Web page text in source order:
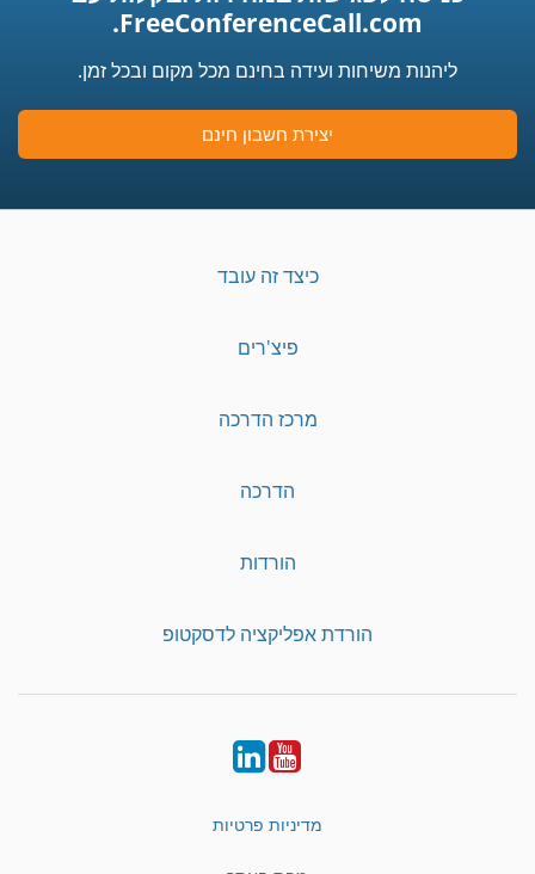
FreeConferenceCall.com.
ליהנות משיחות ועידה בחינם מכל מקום ובכל זמן.
יצירת חשבון חינם
כיצד זה עובד
פיצ'רים
מרכז הדרכה
הדרכה
הורדות
הורדת אפליקציה לדסקטופ
YouTube
LinkedIn
מדיניות פרטיות